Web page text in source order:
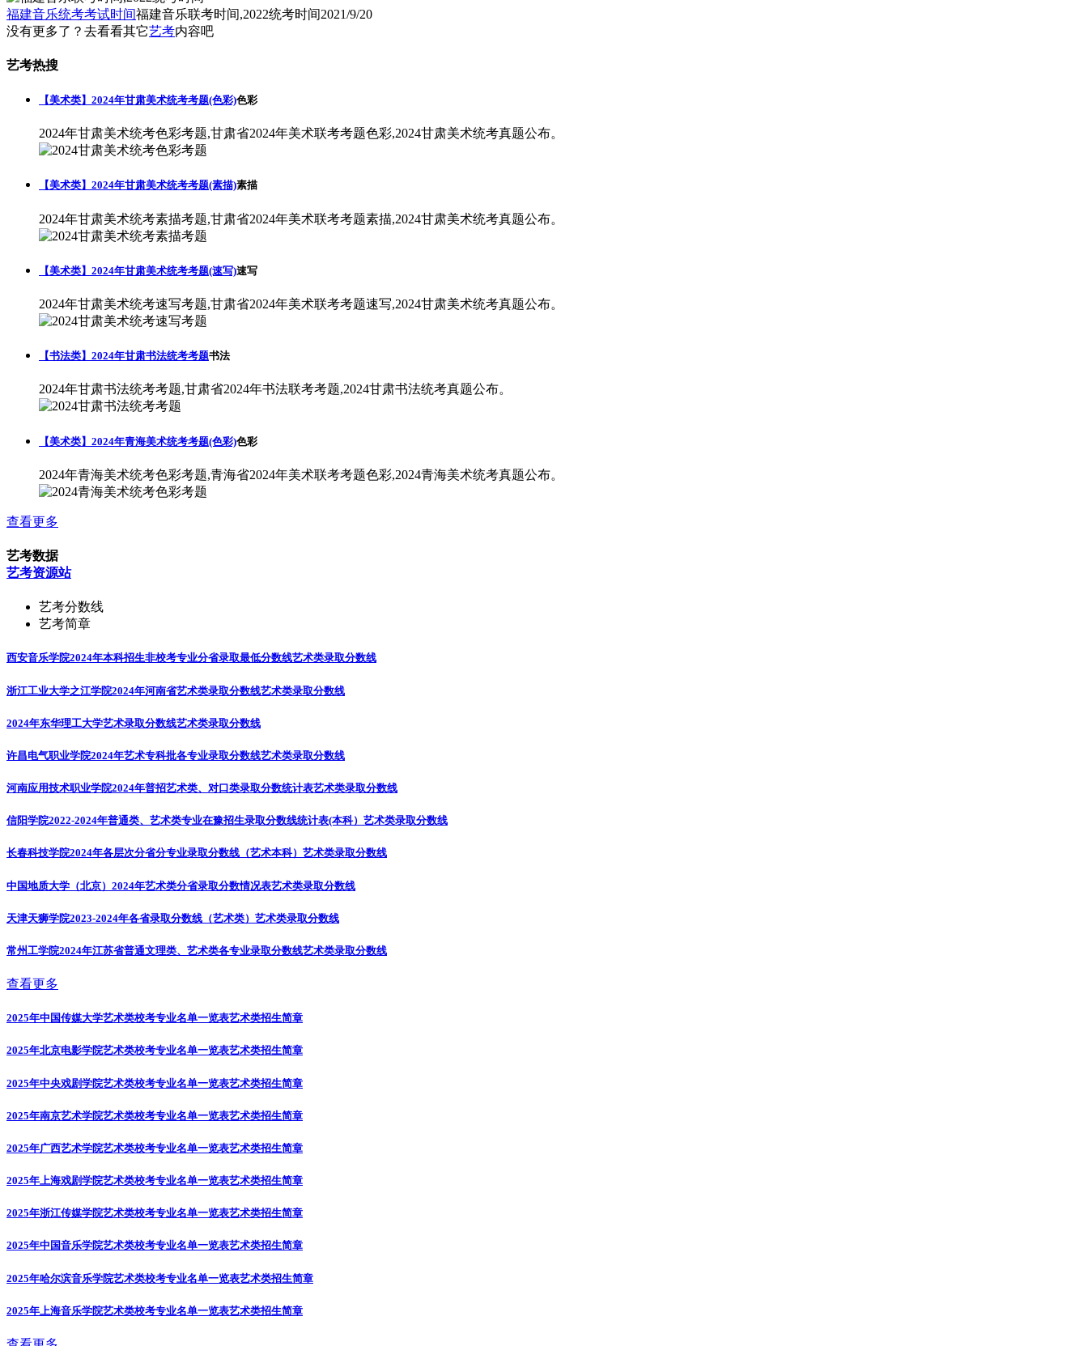
福建音乐统考考试时间福建音乐联考时间,2022统考时间2021/9/20
没有更多了？去看看其它艺考内容吧
艺考热搜
【美术类】2024年甘肃美术统考考题(色彩)色彩
2024年甘肃美术统考色彩考题,甘肃省2024年美术联考考题色彩,2024甘肃美术统考真题公布。
【美术类】2024年甘肃美术统考考题(素描)素描
2024年甘肃美术统考素描考题,甘肃省2024年美术联考考题素描,2024甘肃美术统考真题公布。
【美术类】2024年甘肃美术统考考题(速写)速写
2024年甘肃美术统考速写考题,甘肃省2024年美术联考考题速写,2024甘肃美术统考真题公布。
【书法类】2024年甘肃书法统考考题书法
2024年甘肃书法统考考题,甘肃省2024年书法联考考题,2024甘肃书法统考真题公布。
【美术类】2024年青海美术统考考题(色彩)色彩
2024年青海美术统考色彩考题,青海省2024年美术联考考题色彩,2024青海美术统考真题公布。
查看更多
艺考数据
艺考资源站
艺考分数线
艺考简章
西安音乐学院2024年本科招生非校考专业分省录取最低分数线艺术类录取分数线
浙江工业大学之江学院2024年河南省艺术类录取分数线艺术类录取分数线
2024年东华理工大学艺术录取分数线艺术类录取分数线
许昌电气职业学院2024年艺术专科批各专业录取分数线艺术类录取分数线
河南应用技术职业学院2024年普招艺术类、对口类录取分数统计表艺术类录取分数线
信阳学院2022-2024年普通类、艺术类专业在豫招生录取分数线统计表(本科） 艺术类录取分数线
长春科技学院2024年各层次分省分专业录取分数线（艺术本科） 艺术类录取分数线
中国地质大学（北京）2024年艺术类分省录取分数情况表艺术类录取分数线
天津天狮学院2023-2024年各省录取分数线（艺术类） 艺术类录取分数线
常州工学院2024年江苏省普通文理类、艺术类各专业录取分数线艺术类录取分数线
查看更多
2025年中国传媒大学艺术类校考专业名单一览表艺术类招生简章
2025年北京电影学院艺术类校考专业名单一览表艺术类招生简章
2025年中央戏剧学院艺术类校考专业名单一览表艺术类招生简章
2025年南京艺术学院艺术类校考专业名单一览表艺术类招生简章
2025年广西艺术学院艺术类校考专业名单一览表艺术类招生简章
2025年上海戏剧学院艺术类校考专业名单一览表艺术类招生简章
2025年浙江传媒学院艺术类校考专业名单一览表艺术类招生简章
2025年中国音乐学院艺术类校考专业名单一览表艺术类招生简章
2025年哈尔滨音乐学院艺术类校考专业名单一览表艺术类招生简章
2025年上海音乐学院艺术类校考专业名单一览表艺术类招生简章